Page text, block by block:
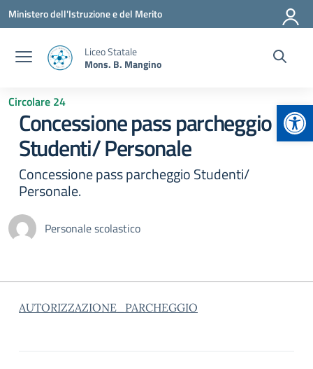
Vai ai contenuti
Vai al menu di navigazione
Vai al footer
Ministero dell'Istruzione e del Merito
Liceo Statale
Mons. B. Mangino
Circolare 24
Concessione pass parcheggio
Studenti/ Personale
Concessione pass parcheggio Studenti/
Personale.
Personale scolastico
AUTORIZZAZIONE_PARCHEGGIO